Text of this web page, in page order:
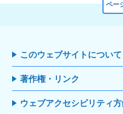
ペー
このウェブサイトについて
著作権・リンク
ウェブアクセシビリティ